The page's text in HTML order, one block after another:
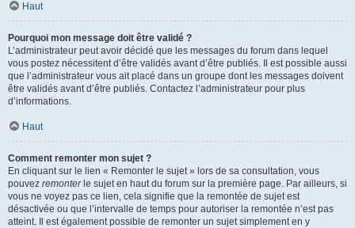
Haut
Pourquoi mon message doit être validé ?
L’administrateur peut avoir décidé que les messages du forum dans lequel
vous postez nécessitent d’être validés avant d’être publiés. Il est possible aussi
que l’administrateur vous ait placé dans un groupe dont les messages doivent
être validés avant d’être publiés. Contactez l’administrateur pour plus
d’informations.
Haut
Comment remonter mon sujet ?
En cliquant sur le lien « Remonter le sujet » lors de sa consultation, vous
pouvez remonterle sujet en haut du forum sur la première page. Par ailleurs, si
vous ne voyez pas ce lien, cela signifie que la remontée de sujet est
désactivée ou que l’intervalle de temps pour autoriser la remontée n’est pas
atteint. Il est également possible de remonter un sujet simplement en y